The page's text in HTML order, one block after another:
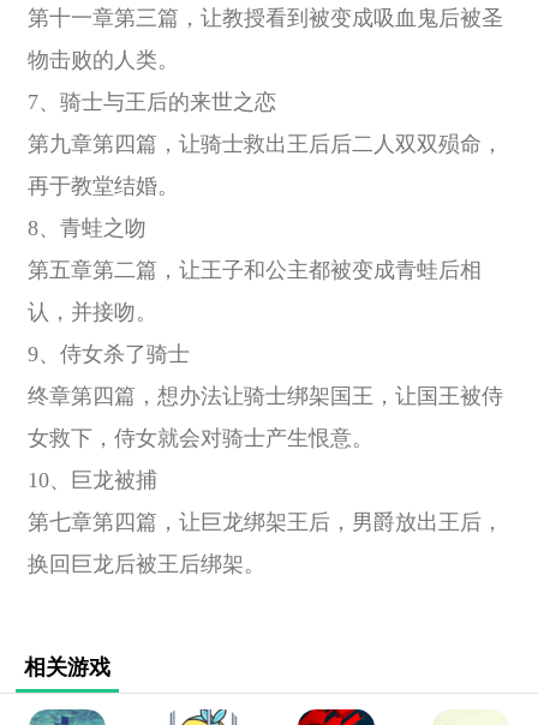
第十一章第三篇，让教授看到被变成吸血鬼后被圣
物击败的人类。
7、骑士与王后的来世之恋
第九章第四篇，让骑士救出王后后二人双双殒命，
再于教堂结婚。
8、青蛙之吻
第五章第二篇，让王子和公主都被变成青蛙后相
认，并接吻。
9、侍女杀了骑士
终章第四篇，想办法让骑士绑架国王，让国王被侍
女救下，侍女就会对骑士产生恨意。
10、巨龙被捕
第七章第四篇，让巨龙绑架王后，男爵放出王后，
换回巨龙后被王后绑架。
相关游戏